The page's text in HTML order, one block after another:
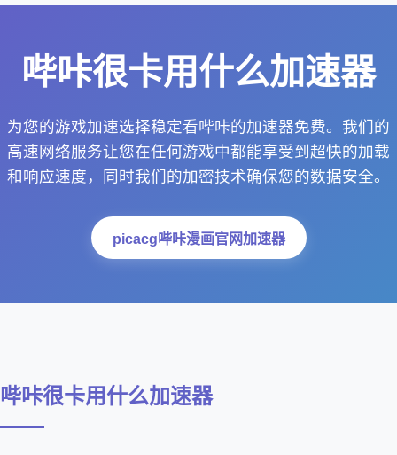
哔咔很卡用什么加速器
为您的游戏加速选择稳定看哔咔的加速器免费。我们的
高速网络服务让您在任何游戏中都能享受到超快的加载
和响应速度，同时我们的加密技术确保您的数据安全。
picacg哔咔漫画官网加速器
哔咔很卡用什么加速器